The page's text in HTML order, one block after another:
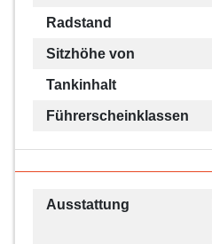
Radstand
Sitzhöhe von
Tankinhalt
Führerscheinklassen
Ausstattung